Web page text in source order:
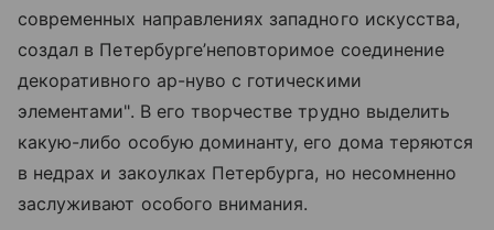
современных направлениях западного искусства,
создал в Петербурге’неповторимое соединение
декоративного ар-нуво с готическими
элементами". В его творчестве трудно выделить
какую-либо особую доминанту, его дома теряются
в недрах и закоулках Петербурга, но несомненно
заслуживают особого внимания.